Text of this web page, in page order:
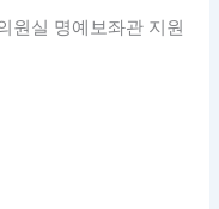
원실 명예보좌관 지원